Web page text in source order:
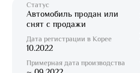
Статус
Автомобиль продан или
снят с продажи
Дата регистрации в Корее
10.2022
Примерная дата производства